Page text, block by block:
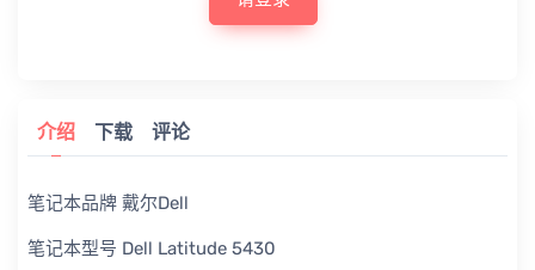
介绍 下载 评论
笔记本品牌 戴尔Dell
笔记本型号 Dell Latitude 5430